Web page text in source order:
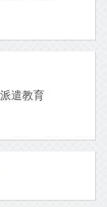
遣教育